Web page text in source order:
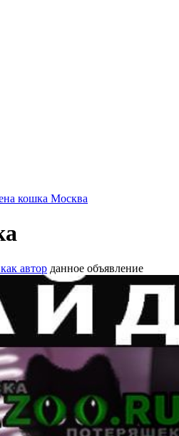
кошка Москва
автор данное объявление